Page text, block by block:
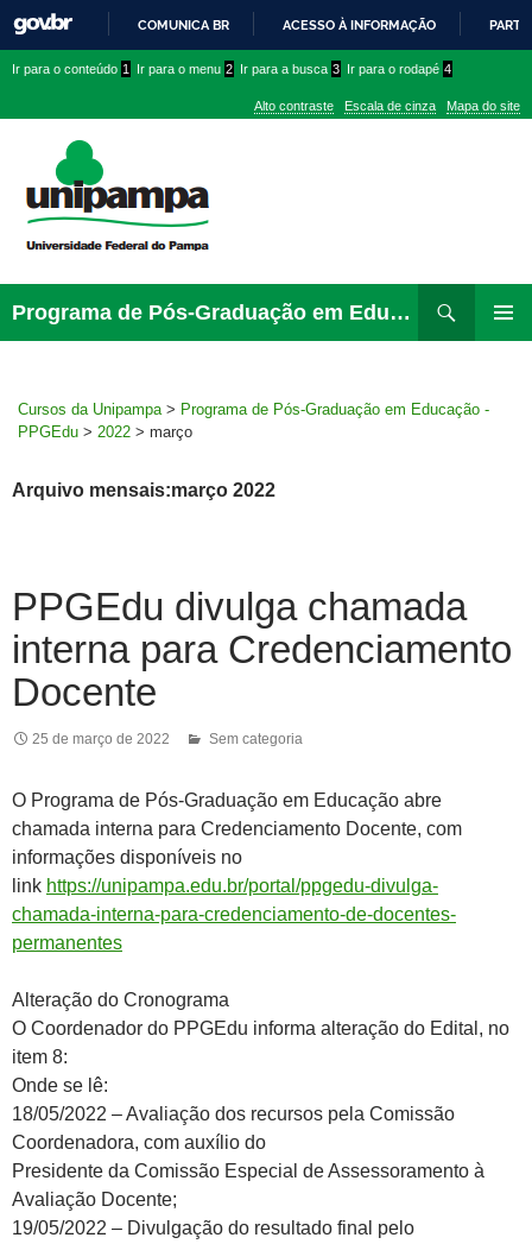
PARA
CONTEÚDO
COMUNICA BR ACESSO À INFORMAÇÃO
conteúdo
menu
superior
menu
Ir para o conteúdo 1 Ir para o menu 2 Ir para a busca 3 Ir para o rodapé 4
Alto contraste Escala de cinza Mapa do site
Programa de Pós-Graduação em Educação – PPGEdu
para
Cursos da Unipampa > Programa de Pós-Graduação em Educação -
PPGEdu > 2022 > março
Arquivo mensais:março 2022
PPGEdu divulga chamada
interna para Credenciamento
Docente
25 de março de 2022 Sem categoria
O Programa de Pós-Graduação em Educação abre
chamada interna para Credenciamento Docente, com
informações disponíveis no
link https://unipampa.edu.br/portal/ppgedu-divulga-
chamada-interna-para-credenciamento-de-docentes-
permanentes
Alteração do Cronograma
O Coordenador do PPGEdu informa alteração do Edital, no
item 8:
Onde se lê:
18/05/2022 – Avaliação dos recursos pela Comissão
Coordenadora, com auxílio do
Presidente da Comissão Especial de Assessoramento à
Avaliação Docente;
19/05/2022 – Divulgação do resultado final pelo